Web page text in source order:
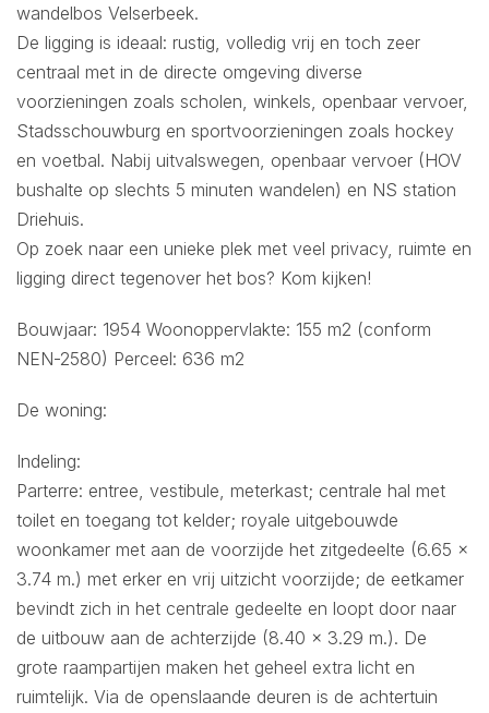
wandelbos Velserbeek.
De ligging is ideaal: rustig, volledig vrij en toch zeer
centraal met in de directe omgeving diverse
voorzieningen zoals scholen, winkels, openbaar vervoer,
Stadsschouwburg en sportvoorzieningen zoals hockey
en voetbal. Nabij uitvalswegen, openbaar vervoer (HOV
bushalte op slechts 5 minuten wandelen) en NS station
Driehuis.
Op zoek naar een unieke plek met veel privacy, ruimte en
ligging direct tegenover het bos? Kom kijken!
Bouwjaar: 1954 Woonoppervlakte: 155 m2 (conform
NEN-2580) Perceel: 636 m2
De woning:
Indeling:
Parterre: entree, vestibule, meterkast; centrale hal met
toilet en toegang tot kelder; royale uitgebouwde
woonkamer met aan de voorzijde het zitgedeelte (6.65 x
3.74 m.) met erker en vrij uitzicht voorzijde; de eetkamer
bevindt zich in het centrale gedeelte en loopt door naar
de uitbouw aan de achterzijde (8.40 x 3.29 m.). De
grote raampartijen maken het geheel extra licht en
ruimtelijk. Via de openslaande deuren is de achtertuin